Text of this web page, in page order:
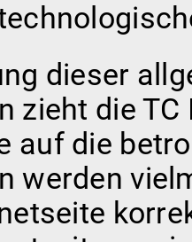
dieser
zieht die TC
auf die
werden